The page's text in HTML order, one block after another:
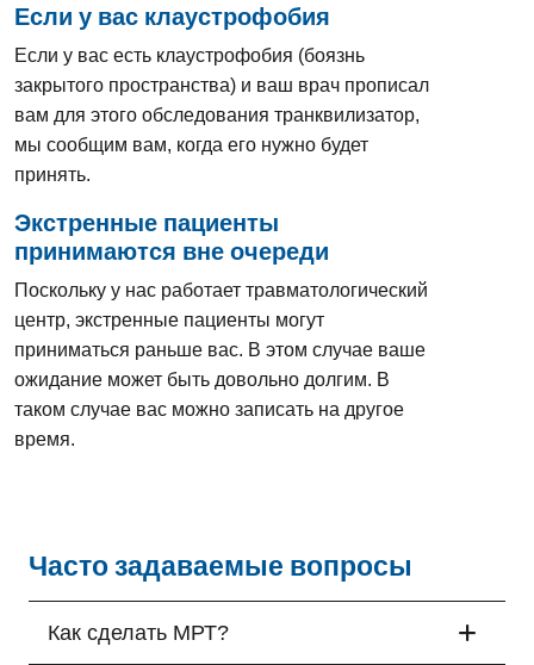
Если у вас клаустрофобия
Если у вас есть клаустрофобия (боязнь
закрытого пространства) и ваш врач прописал
вам для этого обследования транквилизатор,
мы сообщим вам, когда его нужно будет
принять.
Экстренные пациенты
принимаются вне очереди
Поскольку у нас работает травматологический
центр, экстренные пациенты могут
приниматься раньше вас. В этом случае ваше
ожидание может быть довольно долгим. В
таком случае вас можно записать на другое
время.
Часто задаваемые вопросы
Как сделать МРТ?